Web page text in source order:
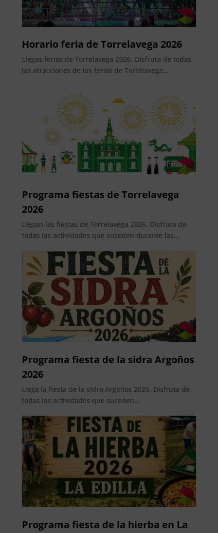
Horario feria de Torrelavega 2026
Llegas ferias de Torrelavega 2026. Disfruta de todas
las atracciones de las ferias de Torrelavega...
Programa fiestas de Torrelavega
2026
Llegan las fiestas de Torrelavega 2026. Disfruta de
todas las actividades que suceden durante las...
Programa fiesta de la sidra Argoños
2026
Llega la fiesta de la sidra Argoños 2026. Disfruta de
todas las actividades que suceden...
Programa fiesta de la hierba en La